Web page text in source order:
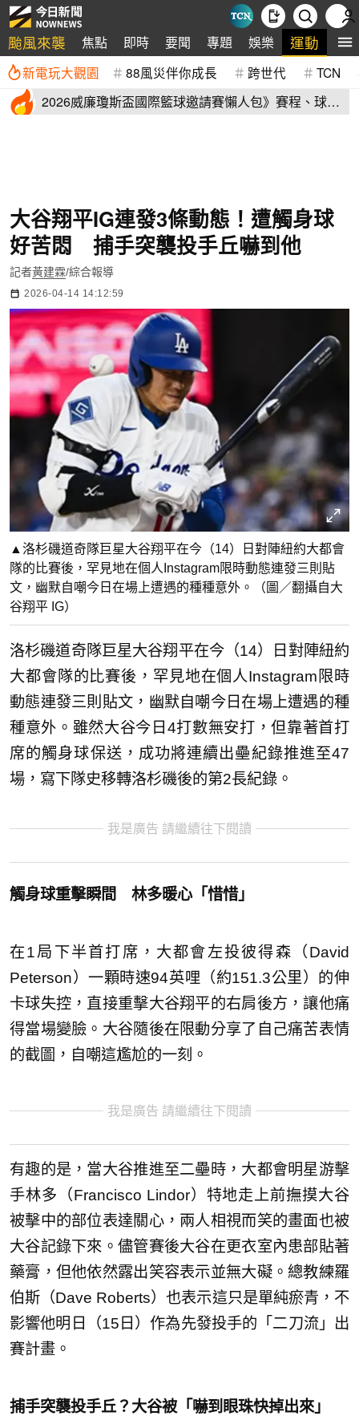
颱風來襲 焦點 即時 要聞 專題 娛樂 運動 全
新電玩大觀園 88風災伴你成長 跨世代 TCN
2026威廉瓊斯盃國際籃球邀請賽懶人包》賽程、球員
大谷翔平IG連發3條動態！遭觸身球
好苦悶 捕手突襲投手丘嚇到他
記者黃建霖/綜合報導
2026-04-14 14:12:59
▲洛杉磯道奇隊巨星大谷翔平在今（14）日對陣紐約大都會
隊的比賽後，罕見地在個人Instagram限時動態連發三則貼
文，幽默自嘲今日在場上遭遇的種種意外。（圖／翻攝自大
谷翔平 IG）
洛杉磯道奇隊巨星大谷翔平在今（14）日對陣紐約
大都會隊的比賽後，罕見地在個人Instagram限時
動態連發三則貼文，幽默自嘲今日在場上遭遇的種
種意外。雖然大谷今日4打數無安打，但靠著首打
席的觸身球保送，成功將連續出壘紀錄推進至47
場，寫下隊史移轉洛杉磯後的第2長紀錄。
我是廣告 請繼續往下閱讀
觸身球重擊瞬間 林多暖心「惜惜」
在1局下半首打席，大都會左投彼得森（David
Peterson）一顆時速94英哩（約151.3公里）的伸
卡球失控，直接重擊大谷翔平的右肩後方，讓他痛
得當場變臉。大谷隨後在限動分享了自己痛苦表情
的截圖，自嘲這尷尬的一刻。
我是廣告 請繼續往下閱讀
有趣的是，當大谷推進至二壘時，大都會明星游擊
手林多（Francisco Lindor）特地走上前撫摸大谷
被擊中的部位表達關心，兩人相視而笑的畫面也被
大谷記錄下來。儘管賽後大谷在更衣室內患部貼著
藥膏，但他依然露出笑容表示並無大礙。總教練羅
伯斯（Dave Roberts）也表示這只是單純瘀青，不
影響他明日（15日）作為先發投手的「二刀流」出
賽計畫。
捕手突襲投手丘？大谷被「嚇到眼珠快掉出來」